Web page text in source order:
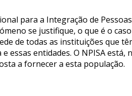
para a Integração de
se justifique, o que é o
de todas as instituições que
essas entidades. O NPISA
a fornecer a esta população.